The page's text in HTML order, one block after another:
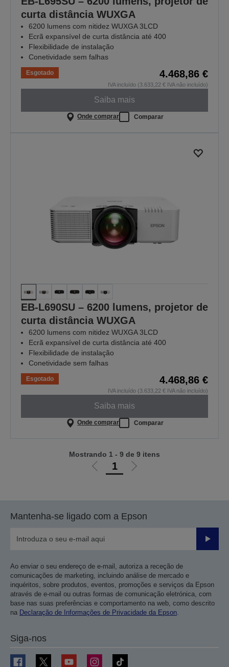
curta distância WUXGA
6200 lumens com nitidez WUXGA 3LCD
Ecrã expansível de curta distância até 400
Flexibilidade de instalação
Conetividade sem falhas
Esgotado 4.468,86 €
IVA incluído (3.633,22 € IVA não incluído)
Saiba mais
Onde comprar Comparar
EB-L690SU – 6200 lumens, projetor de
curta distância WUXGA
6200 lumens com nitidez WUXGA 3LCD
Ecrã expansível de curta distância até 400
Flexibilidade de instalação
Conetividade sem falhas
Esgotado 4.468,86 €
IVA incluído (3.633,22 € IVA não incluído)
Saiba mais
Onde comprar Comparar
Ir
anterior
1
Ir
página
Mostrando 1 - 9 de 9 itens
Mantenha-se ligado com a Epson
Enviar
Ao enviar o seu endereço de e-mail, autoriza a receção de
comunicações de marketing, incluindo análise de mercado e
inquéritos, sobre produtos, eventos, promoções e serviços da Epson
através de e-mail ou outras formas de comunicação eletrónica, com
base nas suas preferências e comportamento na web, como descrito
na Declaração de Informações de Privacidade da Epson
Siga-nos